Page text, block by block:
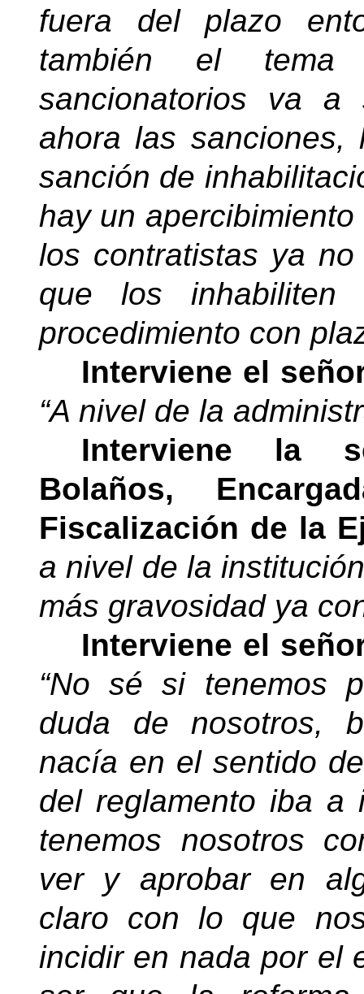
fuera del plazo
también el tema
sancionatorios va a
ahora las
sanción de
hay un
los contratistas ya
que los
procedimiento con
Interviene el
“A nivel de la
Interviene la
Bolaños,
Fiscalización de la
a nivel de la
más gravosidad ya
Interviene el
“No sé si tenemos
duda de nosotros,
nacía en el sentido
del reglamento iba a
tenemos nosotros
ver y aprobar en
claro con lo que
incidir en nada por el